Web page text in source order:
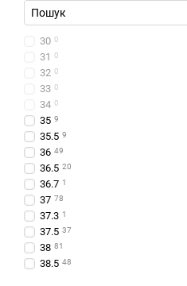
30 0
31 0
32 0
33 0
34 0
35 9
35.5 9
36 49
36.5 20
36.7 1
37 78
37.3 1
37.5 37
38 81
38.5 48